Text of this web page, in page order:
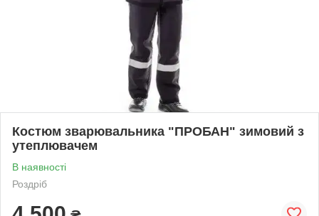
Костюм зварювальника "ПРОБАН" зимовий з
утеплювачем
В наявності
Роздріб